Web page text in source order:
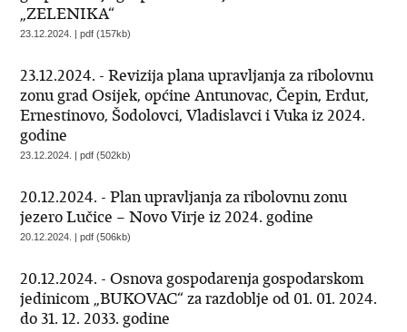
„ZELENIKA“
23.12.2024. | pdf (157kb)
23.12.2024. - Revizija plana upravljanja za ribolovnu
zonu grad Osijek, općine Antunovac, Čepin, Erdut,
Ernestinovo, Šodolovci, Vladislavci i Vuka iz 2024.
godine
23.12.2024. | pdf (502kb)
20.12.2024. - Plan upravljanja za ribolovnu zonu
jezero Lučice – Novo Virje iz 2024. godine
20.12.2024. | pdf (506kb)
20.12.2024. - Osnova gospodarenja gospodarskom
jedinicom „BUKOVAC“ za razdoblje od 01. 01. 2024.
do 31. 12. 2033. godine